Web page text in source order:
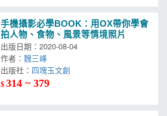
手機攝影必學BOOK：用OX帶你學會
拍人物、食物、風景等情境照片
出版日期：2020-08-04
作者：魏三峰
出版社：
$314 ~ 379